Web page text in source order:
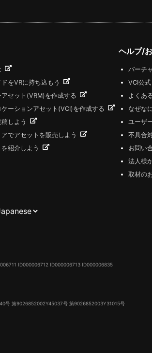
をVRに持ち込もう
セット(VRM)を作成する
ーションアセット(VCI)を作成する
しよう
でアセットを販売しよう
紹介しよう
ヘルプ/
バーチ
VCI公
よくあ
なぜな
ユーザ
不具合
お問い
法人様
取材の
ID000006712 ID000006713 ID000006835
号 第9026852002Y45037号 第9026852003Y31015号